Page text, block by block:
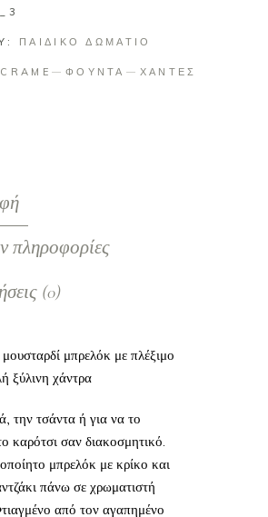
ΠΑΙΔΙΚΟ ΔΩΜΑΤΙΟ
ΦΟΥΝΤΑ
ΧΑΝΤΕΣ
πληροφορίες
(0)
μπρελόκ με πλέξιμο
ξύλινη χάντρα
την τσάντα ή για να το
καρότσι σαν διακοσμητικό.
μπρελόκ με κρίκο και
πάνω σε χρωματιστή
από τον αγαπημένο